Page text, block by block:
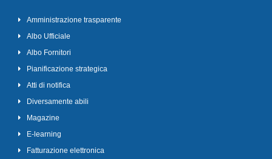
Amministrazione trasparente
Albo Ufficiale
Albo Fornitori
Pianificazione strategica
Atti di notifica
Diversamente abili
Magazine
E-learning
Fatturazione elettronica